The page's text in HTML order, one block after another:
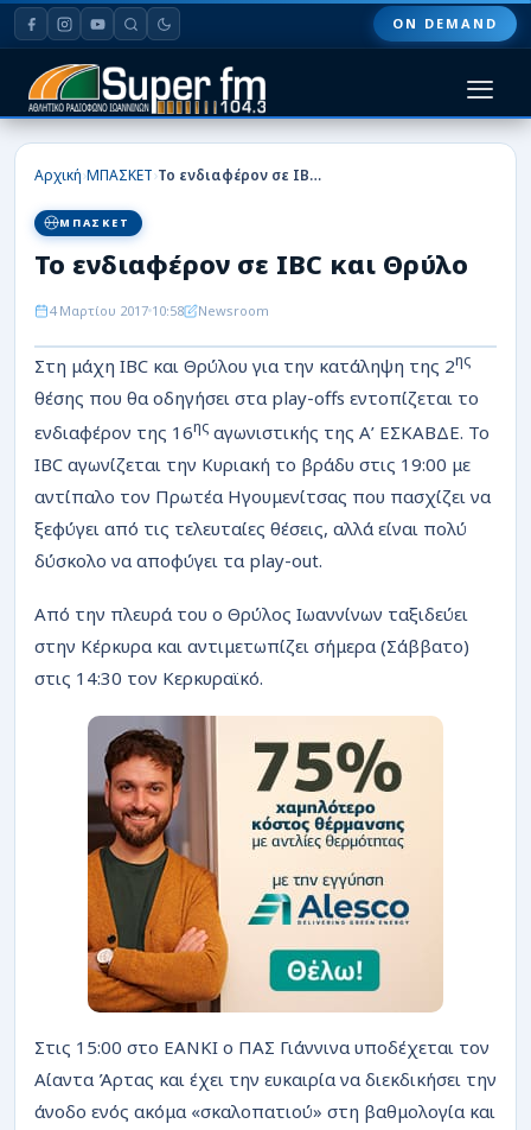
ON DEMAND
HOME
ΠΟΔΟΣΦΑΙΡΟ
ΜΠΑΣΚΕΤ
ΣΠΟΡ
ΕΙΔΗΣΕΙΣ
ΑΡΘΡΟΓΡΑΦΙΕΣ
ΡΟΗ
Αρχική›ΜΠΑΣΚΕΤ› Το ενδιαφέρον σε IBC και Θρύλο
ΜΠΑΣΚΕΤ
Το ενδιαφέρον σε IBC και Θρύλο
4 Μαρτίου 2017 10:58 Newsroom
Στη μάχη IBC και Θρύλου για την κατάληψη της 2ης
θέσης που θα οδηγήσει στα play-offs εντοπίζεται το
ενδιαφέρον της 16ης αγωνιστικής της Α’ ΕΣΚΑΒΔΕ. Το
IBC αγωνίζεται την Κυριακή το βράδυ στις 19:00 με
αντίπαλο τον Πρωτέα Ηγουμενίτσας που πασχίζει να
ξεφύγει από τις τελευταίες θέσεις, αλλά είναι πολύ
δύσκολο να αποφύγει τα play-out.
Από την πλευρά του ο Θρύλος Ιωαννίνων ταξιδεύει
στην Κέρκυρα και αντιμετωπίζει σήμερα (Σάββατο)
στις 14:30 τον Κερκυραϊκό.
Στις 15:00 στο ΕΑΝΚΙ ο ΠΑΣ Γιάννινα υποδέχεται τον
Αίαντα Άρτας και έχει την ευκαιρία να διεκδικήσει την
άνοδο ενός ακόμα «σκαλοπατιού» στη βαθμολογία και